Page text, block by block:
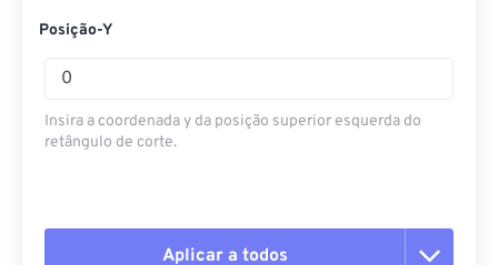
Posição-Y
Insira a coordenada y da posição superior esquerda do
retângulo de corte.
Aplicar a todos